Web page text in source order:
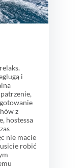
i
z
hostessa
nie macie
robić